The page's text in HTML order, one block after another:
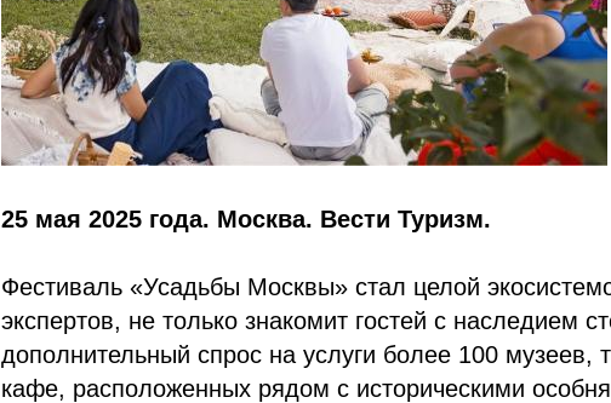
25 мая 2025 года. Москва. Вести Туризм.
Фестиваль «Усадьбы Москвы» стал целой
экспертов, не только знакомит гостей с наследием
дополнительный спрос на услуги более 100 музеев,
кафе, расположенных рядом с историческими